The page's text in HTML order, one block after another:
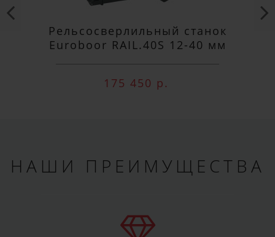
Рельсосверлильный станок
Euroboor RAIL.40S 12-40 мм
175 450 р.
НАШИ ПРЕИМУЩЕСТВА